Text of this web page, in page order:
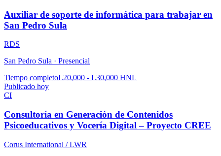
Auxiliar de soporte de informática para trabajar en
San Pedro Sula
RDS
San Pedro Sula · Presencial
Tiempo completoL20,000 - L30,000 HNL
Publicado hoy
CI
Consultoría en Generación de Contenidos
Psicoeducativos y Vocería Digital – Proyecto CREE
Corus International / LWR